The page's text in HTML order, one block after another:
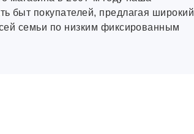
быт покупателей, предлагая широкий
семьи по низким фиксированным